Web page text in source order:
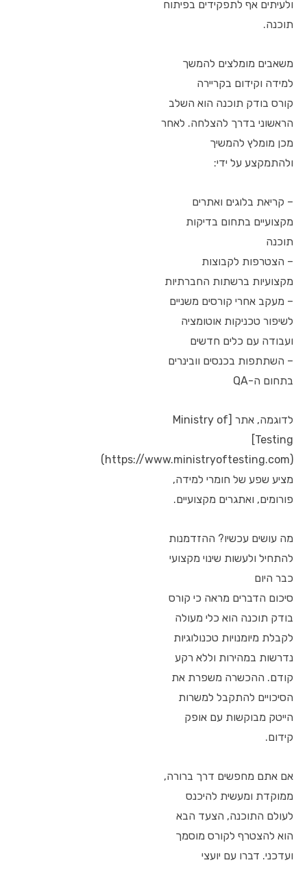
ולעיתים אף לתפקידים בפיתוח
תוכנה.
משאבים מומלצים להמשך
למידה וקידום בקריירה
קורס בודק תוכנה הוא השלב
הראשוני בדרך להצלחה. לאחר
מכן מומלץ להמשיך
ולהתמקצע על ידי:
– קריאת בלוגים ואתרים
מקצועיים בתחום בדיקות
תוכנה
– הצטרפות לקבוצות
מקצועיות ברשתות החברתיות
– מעקב אחרי קורסים משניים
לשיפור טכניקות אוטומציה
ועבודה עם כלים חדשים
– השתתפות בכנסים וובינרים
בתחום ה-QA
לדוגמה, אתר [Ministry of
(https://www.ministryoftesting.com)
מציע שפע של חומרי למידה,
פורומים, ואתגרים מקצועיים.
מה עושים עכשיו? ההזדמנות
להתחיל ולעשות שינוי מקצועי
כבר היום
סיכום הדברים מראה כי קורס
בודק תוכנה הוא כלי מעולה
לקבלת מיומנויות טכנולוגיות
נדרשות במהירות וללא רקע
קודם. ההכשרה משפרת את
הסיכויים להתקבל למשרות
הייטק מבוקשות עם אופק
קידום.
אם אתם מחפשים דרך ברורה,
ממוקדת ומעשית להיכנס
לעולם התוכנה, הצעד הבא
הוא להצטרף לקורס מוסמך
ועדכני. דברו עם יועצי